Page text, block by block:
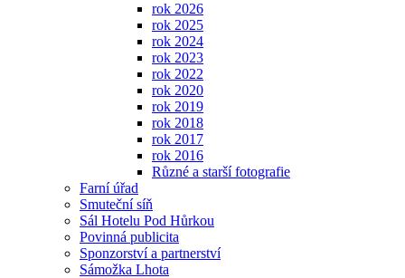
rok 2026
rok 2025
rok 2024
rok 2023
rok 2022
rok 2020
rok 2019
rok 2018
rok 2017
rok 2016
Různé a starší fotografie
Farní úřad
Smuteční síň
Sál Hotelu Pod Hůrkou
Povinná publicita
Sponzorství a partnerství
Sámožka Lhota